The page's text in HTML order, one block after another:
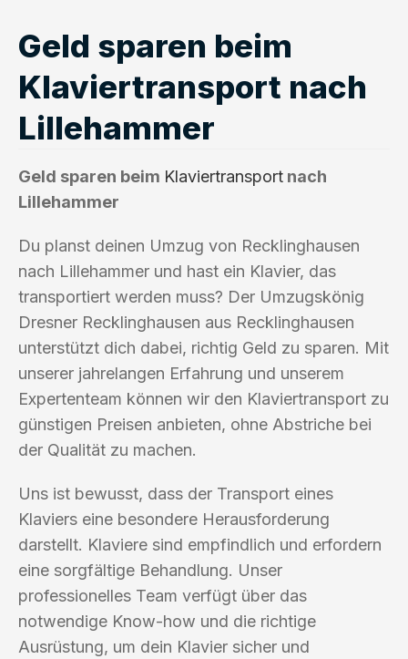
Geld sparen beim
Klaviertransport nach
Lillehammer
Geld sparen beim Klaviertransport nach
Lillehammer
Du planst deinen Umzug von Recklinghausen
nach Lillehammer und hast ein Klavier, das
transportiert werden muss? Der Umzugskönig
Dresner Recklinghausen aus Recklinghausen
unterstützt dich dabei, richtig Geld zu sparen. Mit
unserer jahrelangen Erfahrung und unserem
Expertenteam können wir den Klaviertransport zu
günstigen Preisen anbieten, ohne Abstriche bei
der Qualität zu machen.
Uns ist bewusst, dass der Transport eines
Klaviers eine besondere Herausforderung
darstellt. Klaviere sind empfindlich und erfordern
eine sorgfältige Behandlung. Unser
professionelles Team verfügt über das
notwendige Know-how und die richtige
Ausrüstung, um dein Klavier sicher und